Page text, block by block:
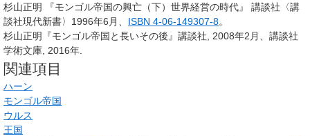
杉山正明 『モンゴル帝国の興亡（下）世界経営の時代』 講談社〈講
談社現代新書〉1996年6月、 ISBN 4-06-149307-8。
杉山正明『モンゴル帝国と長いその後』講談社, 2008年2月、講談社
学術文庫, 2016年.
関連項目
ハーン
モンゴル帝国
ウルス
王国